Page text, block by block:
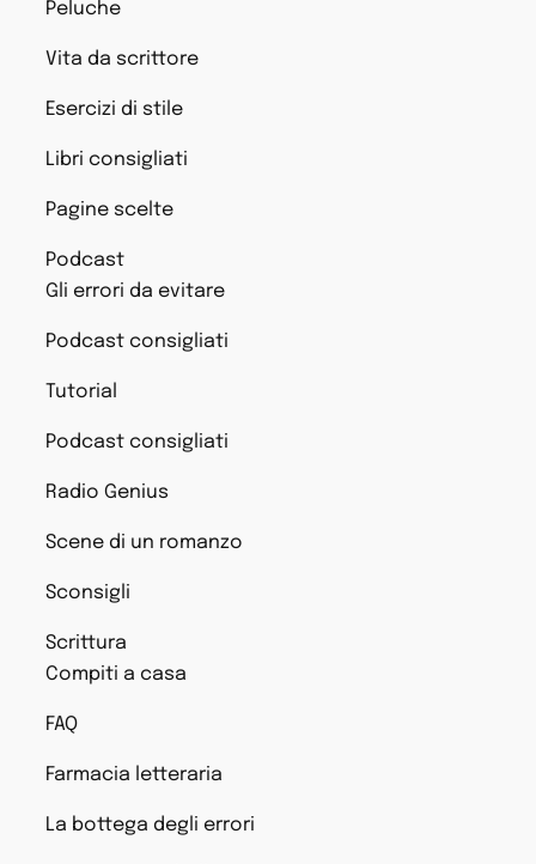
Peluche
Vita da scrittore
Esercizi di stile
Libri consigliati
Pagine scelte
Podcast
Gli errori da evitare
Podcast consigliati
Tutorial
Podcast consigliati
Radio Genius
Scene di un romanzo
Sconsigli
Scrittura
Compiti a casa
FAQ
Farmacia letteraria
La bottega degli errori